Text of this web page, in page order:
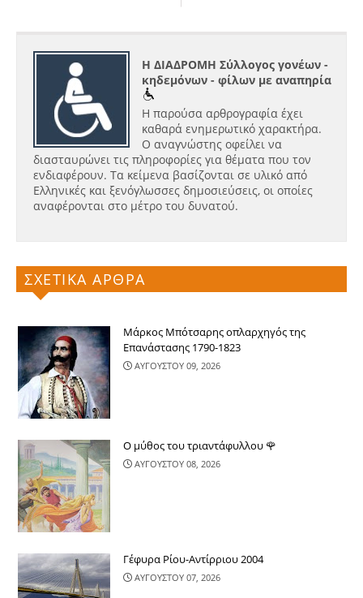
Η ΔΙΑΔΡΟΜΗ Σύλλογος γονέων -
κηδεμόνων - φίλων με αναπηρία
Η παρούσα αρθρογραφία έχει
καθαρά ενημερωτικό χαρακτήρα.
Ο αναγνώστης οφείλει να
διασταυρώνει τις πληροφορίες για θέματα που τον
ενδιαφέρουν. Τα κείμενα βασίζονται σε υλικό από
Ελληνικές και ξενόγλωσσες δημοσιεύσεις, οι οποίες
αναφέρονται στο μέτρο του δυνατού.
ΣΧΕΤΙΚΑ ΑΡΘΡΑ
Μάρκος Μπότσαρης οπλαρχηγός της
Επανάστασης 1790-1823
ΑΥΓΟΥΣΤΟΥ 09, 2026
Ο μύθος του τριαντάφυλλου 🌹
ΑΥΓΟΥΣΤΟΥ 08, 2026
Γέφυρα Ρίου-Αντίρριου 2004
ΑΥΓΟΥΣΤΟΥ 07, 2026